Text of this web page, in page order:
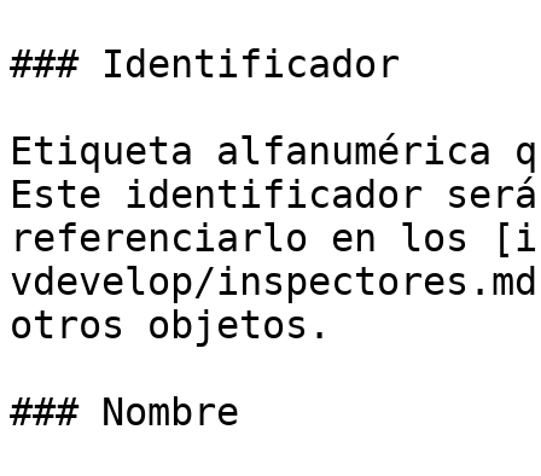
### Identificador
Etiqueta
Este identificador
referenciarlo en los
vdevelop/
otros objetos.
### Nombre